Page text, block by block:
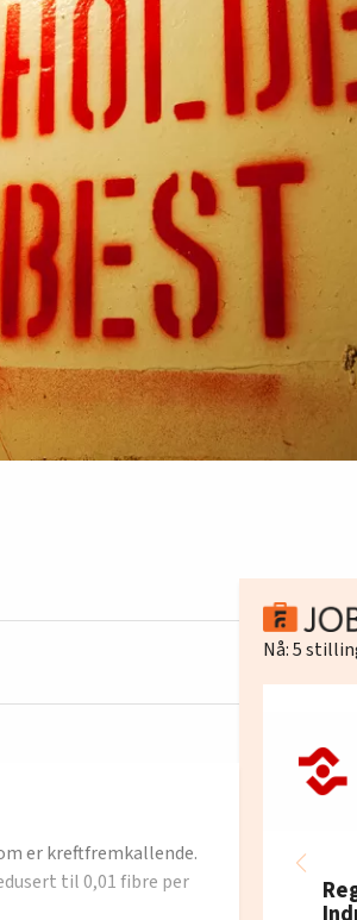
er kreftfremkallende.
til 0,01 fibre per
Nå:5